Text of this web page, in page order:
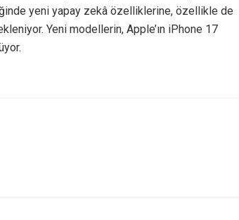
yeni yapay zekâ özelliklerine, özellikle de
Yeni modellerin, Apple’ın iPhone 17